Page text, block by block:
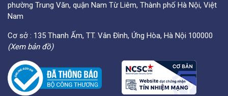
phường Trung Văn, quận Nam Từ Liêm, Thành phố Hà Nội, Việt
Nam
Cơ sở : 135 Thanh Ấm, TT. Vân Đình, Ứng Hòa, Hà Nội 100000
(Xem bản đồ)